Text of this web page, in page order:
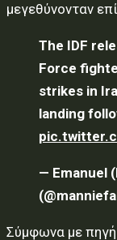
μεγεθύνονταν
The IDF
Force
strikes in
landing
— Emanuel
Σύμφωνα με πηγή